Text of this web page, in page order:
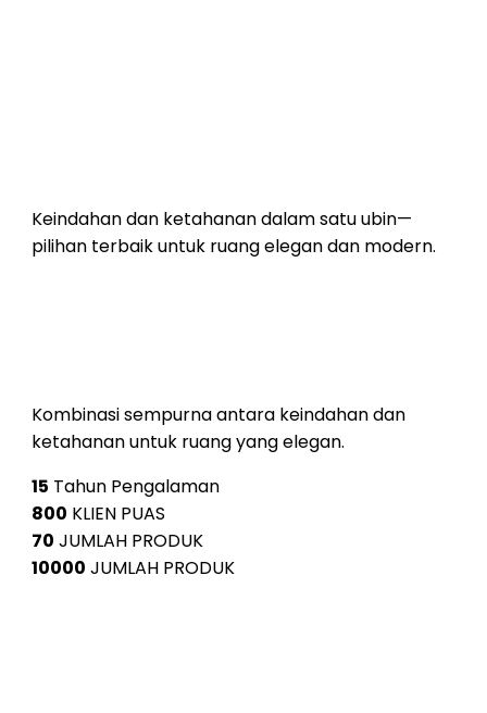
Keindahan dan ketahanan dalam satu ubin—
pilihan terbaik untuk ruang elegan dan modern.
Kombinasi sempurna antara keindahan dan
ketahanan untuk ruang yang elegan.
15 Tahun Pengalaman
800 KLIEN PUAS
70 JUMLAH PRODUK
10000 JUMLAH PRODUK